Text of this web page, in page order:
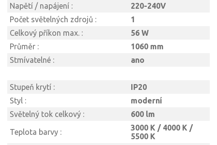
Napětí / napájení :
220-240V
Počet světelných zdrojů :
1
Celkový příkon max. :
56 W
Průměr :
1060 mm
Stmívatelné :
ano
Stupeň krytí :
IP20
Styl :
moderní
Světelný tok celkový :
600 lm
Teplota barvy :
3000 K / 4000 K /
5500 K